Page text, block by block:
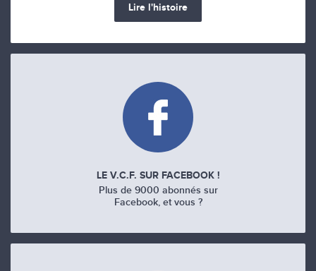
Lire l'histoire
LE V.C.F. SUR FACEBOOK !
Plus de 9000 abonnés sur
Facebook, et vous ?